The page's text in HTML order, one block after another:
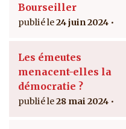
Bourseiller
24 juin 2024
Les émeutes
menacent-elles la
démocratie ?
28 mai 2024